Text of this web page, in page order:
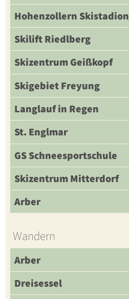
Hohenzollern Skistadion
Skilift Riedlberg
Skizentrum Geißkopf
Skigebiet Freyung
Langlauf in Regen
St. Englmar
GS Schneesportschule
Skizentrum Mitterdorf
Arber
Wandern
Arber
Dreisessel